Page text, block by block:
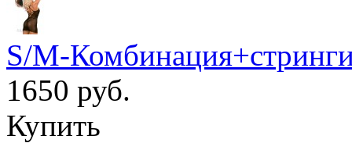
S/M-
1650 руб.
Купить